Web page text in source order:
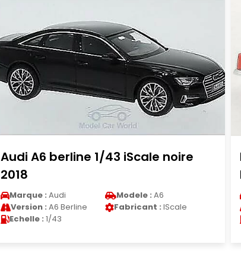
Mercedes 300 Base 1/87 Wiking
Pompiers
Marque : Mercedes Modele : 300
Version : 300 Base Fabricant : Wiking
Echelle : 1/87